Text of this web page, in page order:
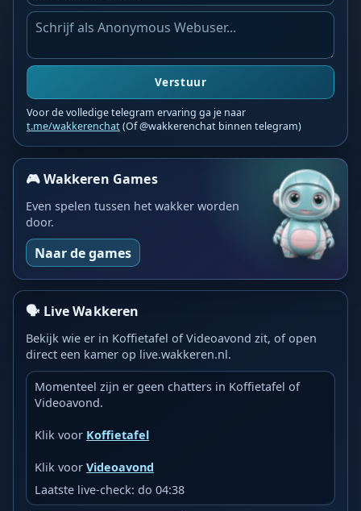
Verstuur
Voor de volledige telegram ervaring ga je naar
t.me/wakkerenchat(Of @wakkerenchat binnen telegram)
🎮 Wakkeren Games
Even spelen tussen het wakker worden
door.
Naar de games
🗣️ Live Wakkeren
Bekijk wie er in Koffietafel of Videoavond zit, of open
direct een kamer op live.wakkeren.nl.
Momenteel zijn er geen chatters in Koffietafel of
Videoavond.
Klik voor Koffietafel
Klik voorVideoavond
Laatste live-check: do 04:38